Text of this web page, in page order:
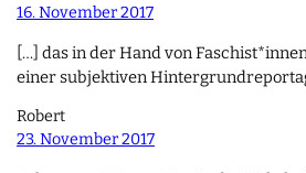
16. November 2017
[…] das in der Hand von
einer subjektiven
Robert
23. November 2017